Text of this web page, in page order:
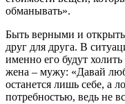
обманывать».
Быть верными и
друг для друга. В
именно его будут
жена – мужу: «Давай
останется лишь себе, а
потребностью, ведь не